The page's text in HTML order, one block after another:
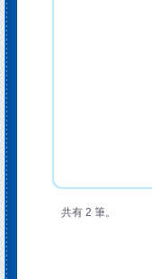
共有 2 筆。